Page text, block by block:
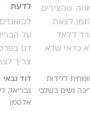
שהצירים
לצאת
דלאל
כדאי שלא
ללידות
נשים בשלבי
לדעת
על
דם
צריך
דוד גבאי
אלטמן